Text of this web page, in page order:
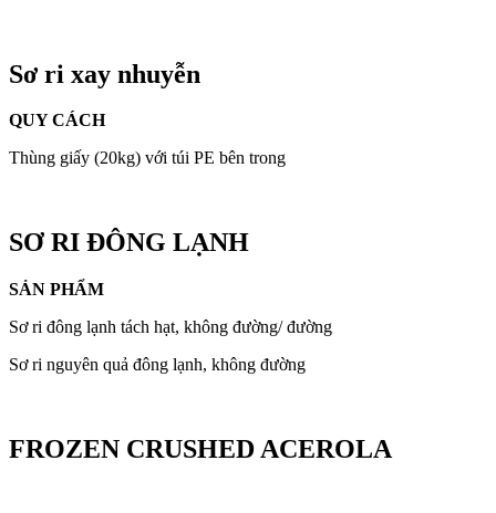
Sơ ri xay nhuyễn
QUY CÁCH
Thùng giấy (20kg) với túi PE bên trong
SƠ RI ĐÔNG LẠNH
SẢN PHẨM
Sơ ri đông lạnh tách hạt, không đường/ đường
Sơ ri nguyên quả đông lạnh, không đường
FROZEN CRUSHED ACEROLA